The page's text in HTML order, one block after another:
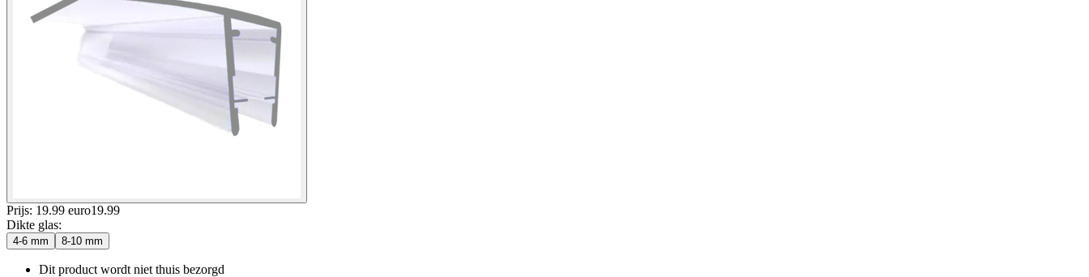
Prijs: 19.99 euro19.99
Dikte glas:
4-6 mm 8-10 mm
Dit product wordt niet thuis bezorgd